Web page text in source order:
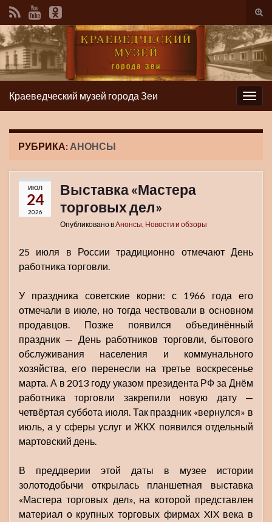
Вкл/
Вкл/
выкл
Краеведческий музей города Зеи
РУБРИКА: АНОНСЫ
ИЮЛ
24
2026
Выставка «Мастера
торговых дел»
Опубликовано вАнонсы, Новости и обзоры
25 июля в России традиционно отмечают День
работника торговли.
У праздника советские корни: с 1966 года его
отмечали в июле, но тогда чествовали в основном
продавцов. Позже появился объединённый
праздник — День работников торговли, бытового
обслуживания населения и коммунального
хозяйства, его перенесли на третье воскресенье
марта. А в 2013 году указом президента РФ за Днём
работника торговли закрепили новую дату —
четвёртая суббота июля. Так праздник «вернулся» в
июль, а у сферы услуг и ЖКХ появился отдельный
мартовский день.
В преддверии этой даты в музее истории
золотодобычи открылась планшетная выставка
«Мастера торговых дел», на которой представлен
материал о крупных торговых фирмах XIX века в